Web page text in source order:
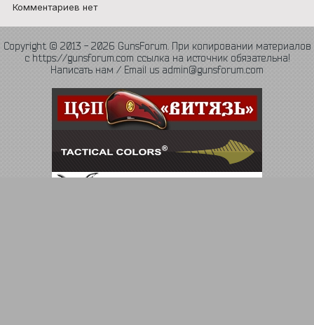
Комментариев нет
Copyright © 2013 - 2026 GunsForum. При копировании материалов
с https://gunsforum.com ссылка на источник обязательна!
Написать нам / Email us admin@gunsforum.com